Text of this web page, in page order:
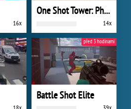
16x
One Shot Tower: Physics Destroyer
14x
Battle Shot Elite
před 3 hodinami